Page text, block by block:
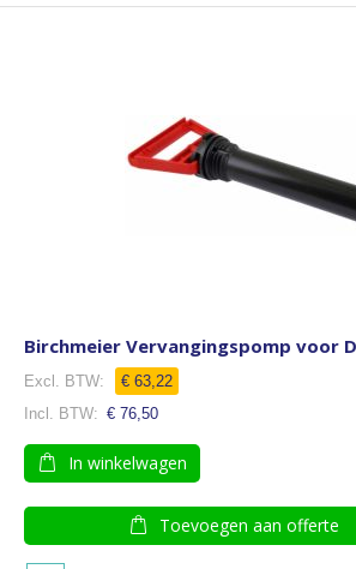
Birchmeier Vervangingspomp voor
€ 63,22
€ 76,50
In winkelwagen
Toevoegen aan offerte